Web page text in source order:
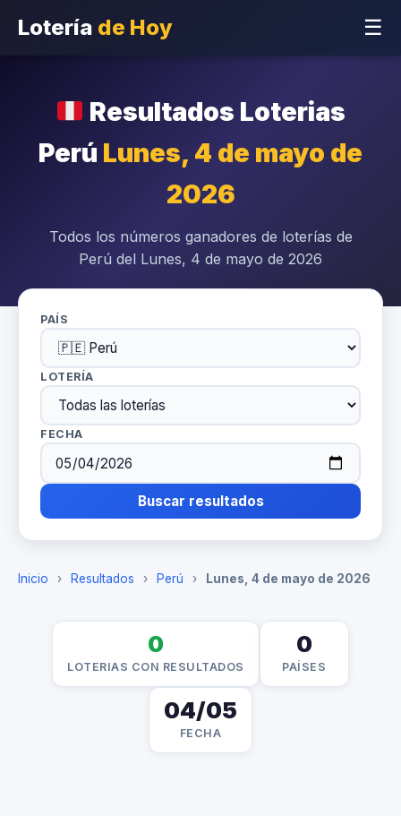
Lotería de Hoy ☰
Resultados Loterias
Perú Lunes, 4 de mayo de
2026
Todos los números ganadores de loterías de
Perú del Lunes, 4 de mayo de 2026
PAÍS
LOTERÍA
FECHA
Buscar resultados
Inicio › Resultados › Perú › Lunes, 4 de mayo de 2026
0
LOTERIAS CON RESULTADOS
0
PAÍSES
04/05
FECHA